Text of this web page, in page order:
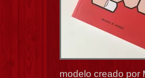
modelo creado por